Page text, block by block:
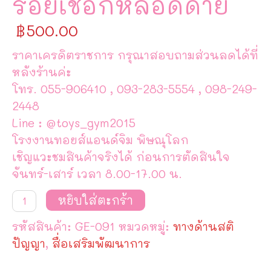
฿500.00
ราคาเครดิตราชการ กรุณาสอบถามส่วนลดได้ที่
หลังร้านค่ะ
โทร. 055-906410 , 093-283-5554 , 098-249-
2448
Line : @toys_gym2015
โรงงานทอยส์แอนด์จิม พิษณุโลก
เชิญแวะชมสินค้าจริงได้ ก่อนการตัดสินใจ
จันทร์-เสาร์ เวลา 8.00-17.00 น.
จำนวน
ร้อย
เชือก
หลอด
ด้าย
ชิ้น
หยิบใส่ตะกร้า
รหัสสินค้า: GE-091 หมวดหมู่: ทางด้านสติ
ปัญญา, สื่อเสริมพัฒนาการ